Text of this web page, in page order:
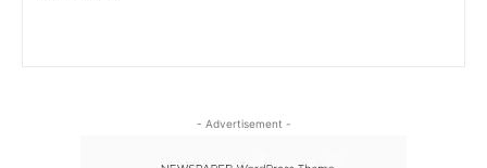
- Advertisement -